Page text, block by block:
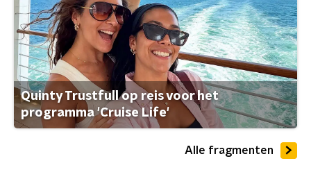
Quinty Trustfull op reis voor het
programma 'Cruise Life'
Alle fragmenten